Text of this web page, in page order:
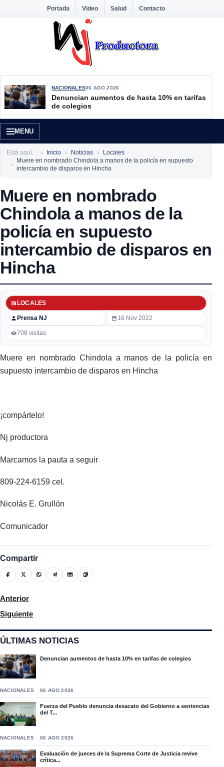
Portada Video Salud Contacto
NACIONALES06 AGO 2026
Denuncian aumentos de hasta 10% en tarifas
de colegios
MENU
Está aquí: Inicio Noticias
Locales
Muere en nombrado Chindola a manos de la policía en supuesto
intercambio de disparos en Hincha
ÚLTIMAS NOTICIAS
Denuncian aumentos de hasta 10% en tarifas de colegios
NACIONALES 06 AGO 2026
Fuerza del Pueblo denuncia desacato del Gobierno a sentencias
del T...
NACIONALES 06 AGO 2026
Evaluación de jueces de la Suprema Corte de Justicia revive
crítica...
Muere en nombrado
Chindola a manos de la
policía en supuesto
intercambio de disparos en
Hincha
Prensa NJ
LOCALES
16 Nov 2022
708 visitas
Muere en nombrado Chindola a manos de la policía en
supuesto intercambio de disparos en Hincha
¡compártelo!
Nj productora
Marcamos la pauta a seguir
809-224-6159 cel.
Nicolás E. Grullón
Comunicador
Compartir
Artículo anterior: En la Revista De La Noche entrevista a Pedro
Anterior
Artículo siguiente: Autoridades de Moca realizan rueda de
Siguiente